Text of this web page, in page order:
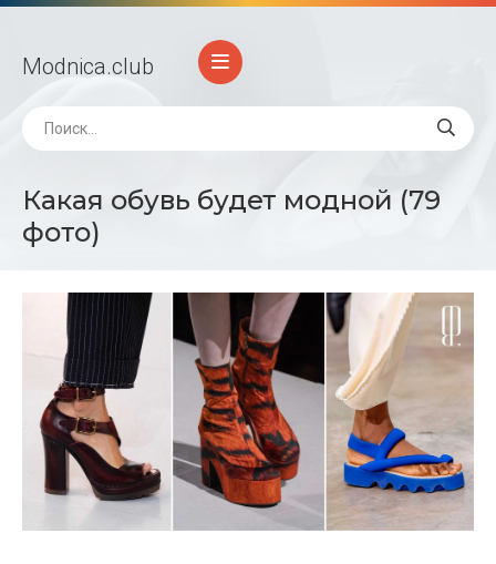
Modnica.club
Какая обувь будет модной (79
фото)